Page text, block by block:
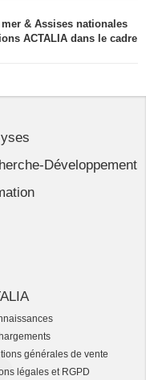
& Assises nationales
ACTALIA dans le cadre
Développement
générales de vente
légales et RGPD